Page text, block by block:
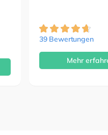
39 Bewertungen
Mehr